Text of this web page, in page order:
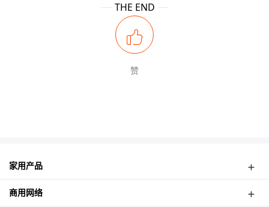
THE END
赞
家用产品
弱电箱路由
商用网络